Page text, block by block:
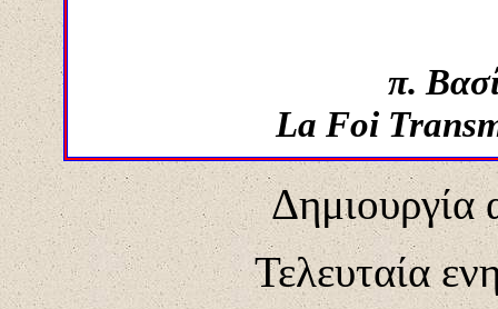
π.
La Foi
Δημιουργία
Τελευταία